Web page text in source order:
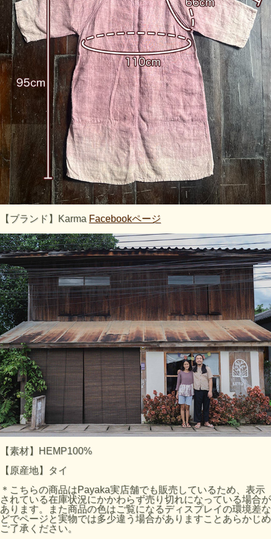
【ブランド】Karma Facebookページ
【素材】HEMP100%
【原産地】タイ
＊こちらの商品はPayaka実店舗でも販売しているため、表示
されている在庫状況にかかわらず売り切れになっている場合が
あります。また商品の色はご覧になるディスプレイの環境差な
どでページと実物では多少違う場合がありますことあらかじめ
ご了承ください。